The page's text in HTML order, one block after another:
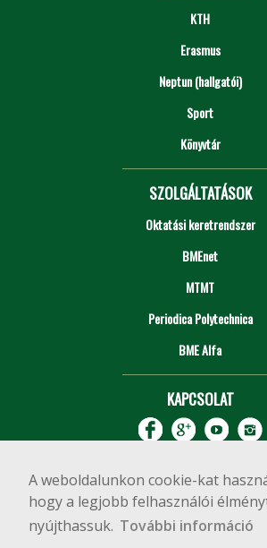
A weboldalunkon cookie-kat
hogy a legjobb felhasználói
nyújthassuk. További információ
KTH
Erasmus
Neptun (hallgatói)
Sport
Könyvtár
SZOLGÁLTATÁSOK
Oktatási keretrendszer
BMEnet
MTMT
Periodica Polytechnica
BME Alfa
KAPCSOLAT